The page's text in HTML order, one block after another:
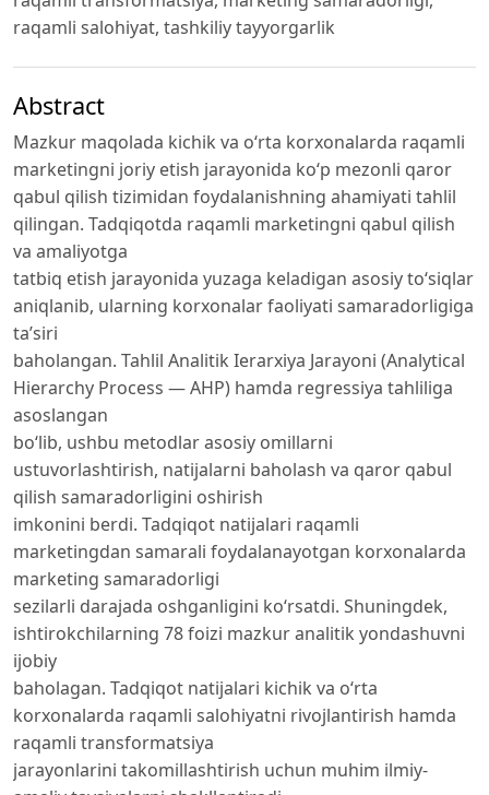
raqamli salohiyat, tashkiliy tayyorgarlik
Abstract
Mazkur maqolada kichik va o‘rta korxonalarda raqamli
marketingni joriy etish jarayonida ko‘p mezonli qaror
qabul qilish tizimidan foydalanishning ahamiyati tahlil
qilingan. Tadqiqotda raqamli marketingni qabul qilish
va amaliyotga
tatbiq etish jarayonida yuzaga keladigan asosiy to‘siqlar
aniqlanib, ularning korxonalar faoliyati samaradorligiga
ta’siri
baholangan. Tahlil Analitik Ierarxiya Jarayoni (Analytical
Hierarchy Process — AHP) hamda regressiya tahliliga
asoslangan
bo‘lib, ushbu metodlar asosiy omillarni
ustuvorlashtirish, natijalarni baholash va qaror qabul
qilish samaradorligini oshirish
imkonini berdi. Tadqiqot natijalari raqamli
marketingdan samarali foydalanayotgan korxonalarda
marketing samaradorligi
sezilarli darajada oshganligini ko‘rsatdi. Shuningdek,
ishtirokchilarning 78 foizi mazkur analitik yondashuvni
ijobiy
baholagan. Tadqiqot natijalari kichik va o‘rta
korxonalarda raqamli salohiyatni rivojlantirish hamda
raqamli transformatsiya
jarayonlarini takomillashtirish uchun muhim ilmiy-